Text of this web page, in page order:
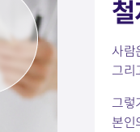
사람
그리
그렇
본인